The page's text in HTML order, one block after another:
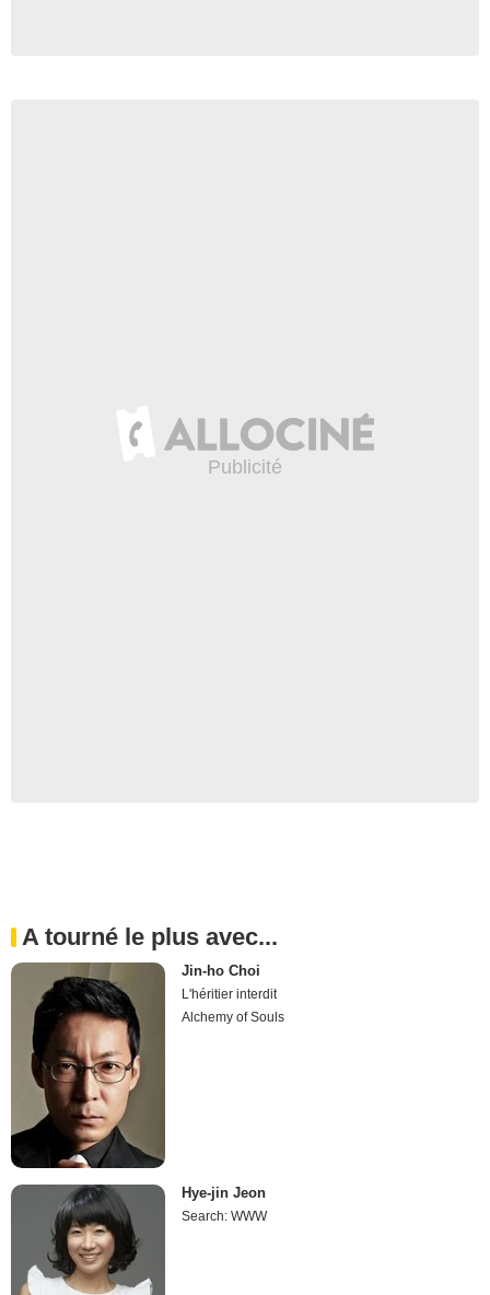
A tourné le plus avec...
Jin-ho Choi
L'héritier interdit
Alchemy of Souls
Hye-jin Jeon
Search: WWW